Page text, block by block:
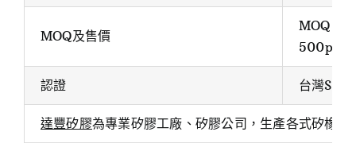
MOQ及售價
MOQ：
500pcs
認證 台灣SGS
達豐矽膠為專業矽膠工廠、矽膠公司，生產各式矽橡